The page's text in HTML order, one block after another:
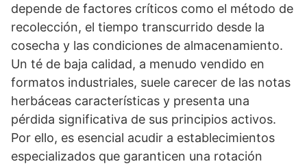
depende de factores críticos como el método de
recolección, el tiempo transcurrido desde la
cosecha y las condiciones de almacenamiento.
Un té de baja calidad, a menudo vendido en
formatos industriales, suele carecer de las notas
herbáceas características y presenta una
pérdida significativa de sus principios activos.
Por ello, es esencial acudir a establecimientos
especializados que garanticen una rotación